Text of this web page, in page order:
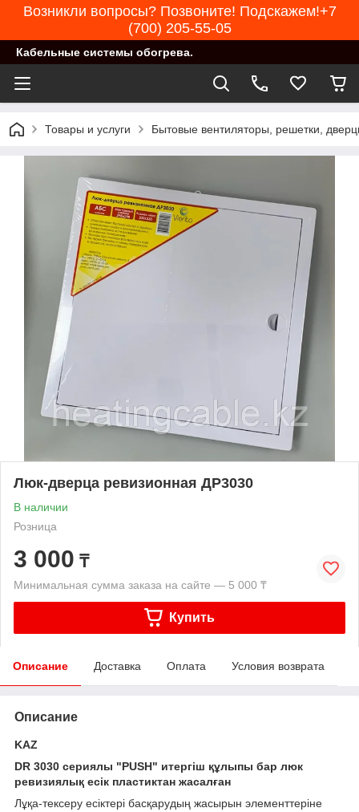
Возникли вопросы? Позвоните! Подскажем!+7
(700) 205-55-05
Кабельные системы обогрева.
Товары и услуги Бытовые вентиляторы, решетки,
Люк-дверца ревизионная ДР3030
В наличии
Розница
3 000 ₸
Минимальная сумма заказа на сайте — 5 000 ₸
Купить
Описание Доставка Оплата Условия возврата
Описание
KAZ
DR 3030 сериялы "PUSH" итергіш құлыпы бар люк
ревизиялық есік пластиктан жасалған
Лұқа-тексеру есіктері басқарудың жасырын элементтеріне